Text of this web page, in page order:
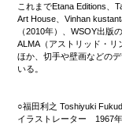
これまでEtana Editions、
Art House、Vinhan
（2010年）、WSOY出版
ALMA（アストリッド・
ほか、切手や壁画などの
いる。
○福田利之 Toshiyuki
イラストレーター 1967